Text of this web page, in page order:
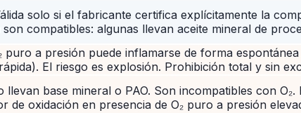
solo si el fabricante certifica explícitamente la
compatibles: algunas llevan aceite mineral de
a presión puede inflamarse de forma
El riesgo es explosión. Prohibición total y sin
base mineral o PAO. Son incompatibles con O₂.
de oxidación en presencia de O₂ puro a presión